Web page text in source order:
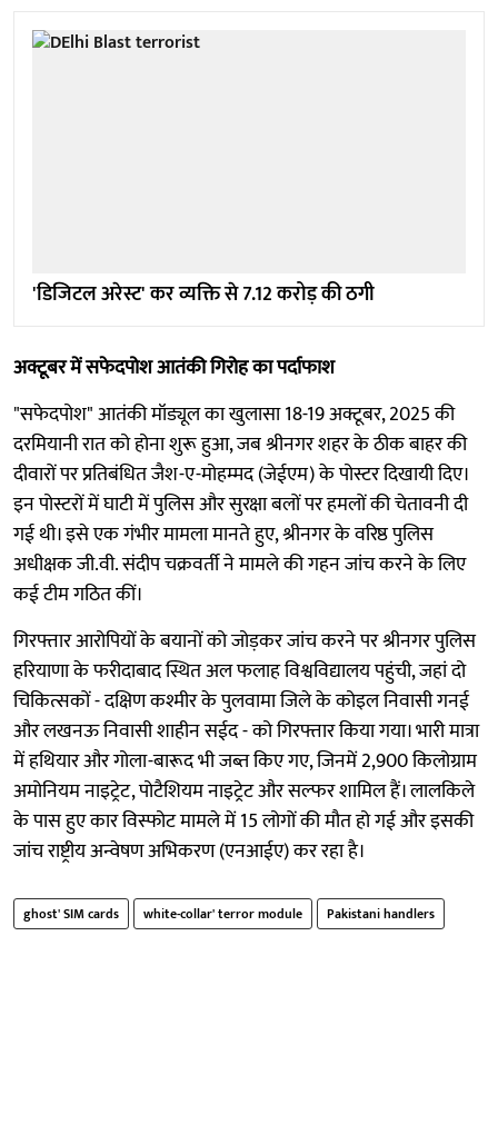
'डिजिटल अरेस्ट' कर व्यक्ति से 7.12 करोड़ की ठगी
अक्टूबर में सफेदपोश आतंकी गिरोह का पर्दाफाश
"सफेदपोश" आतंकी मॉड्यूल का खुलासा 18-19 अक्टूबर, 2025 की
दरमियानी रात को होना शुरू हुआ, जब श्रीनगर शहर के ठीक बाहर की
दीवारों पर प्रतिबंधित जैश-ए-मोहम्मद (जेईएम) के पोस्टर दिखायी दिए।
इन पोस्टरों में घाटी में पुलिस और सुरक्षा बलों पर हमलों की चेतावनी दी
गई थी। इसे एक गंभीर मामला मानते हुए, श्रीनगर के वरिष्ठ पुलिस
अधीक्षक जी.वी. संदीप चक्रवर्ती ने मामले की गहन जांच करने के लिए
कई टीम गठित कीं।
गिरफ्तार आरोपियों के बयानों को जोड़कर जांच करने पर श्रीनगर पुलिस
हरियाणा के फरीदाबाद स्थित अल फलाह विश्वविद्यालय पहुंची, जहां दो
चिकित्सकों - दक्षिण कश्मीर के पुलवामा जिले के कोइल निवासी गनई
और लखनऊ निवासी शाहीन सईद - को गिरफ्तार किया गया। भारी मात्रा
में हथियार और गोला-बारूद भी जब्त किए गए, जिनमें 2,900 किलोग्राम
अमोनियम नाइट्रेट, पोटैशियम नाइट्रेट और सल्फर शामिल हैं। लालकिले
के पास हुए कार विस्फोट मामले में 15 लोगों की मौत हो गई और इसकी
जांच राष्ट्रीय अन्वेषण अभिकरण (एनआईए) कर रहा है।
ghost' SIM cards white-collar' terror module Pakistani handlers